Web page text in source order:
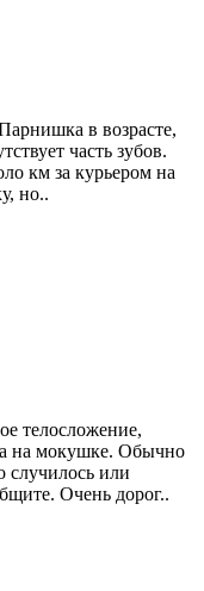
в возрасте,
часть зубов.
км за курьером на
но..
телосложение,
на мокушке. Обычно
случилось или
Очень дорог..